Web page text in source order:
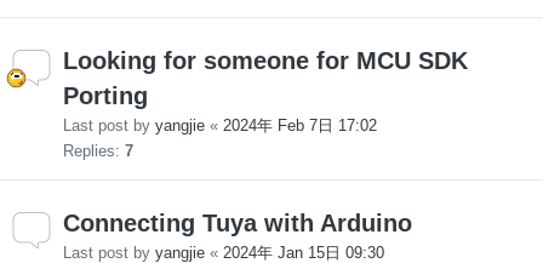
Looking for someone for MCU SDK
Porting
Last post by yangjie « 2024年 Feb 7日 17:02
Replies: 7
Connecting Tuya with Arduino
Last post by yangjie « 2024年 Jan 15日 09:30